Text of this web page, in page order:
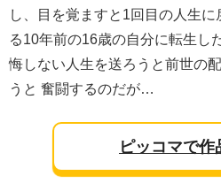
し、目を覚ますと1回目の人生
る10年前の16歳の自分に転生し
悔しない人生を送ろうと前世の
うと 奮闘するのだが…
ピッコマで作